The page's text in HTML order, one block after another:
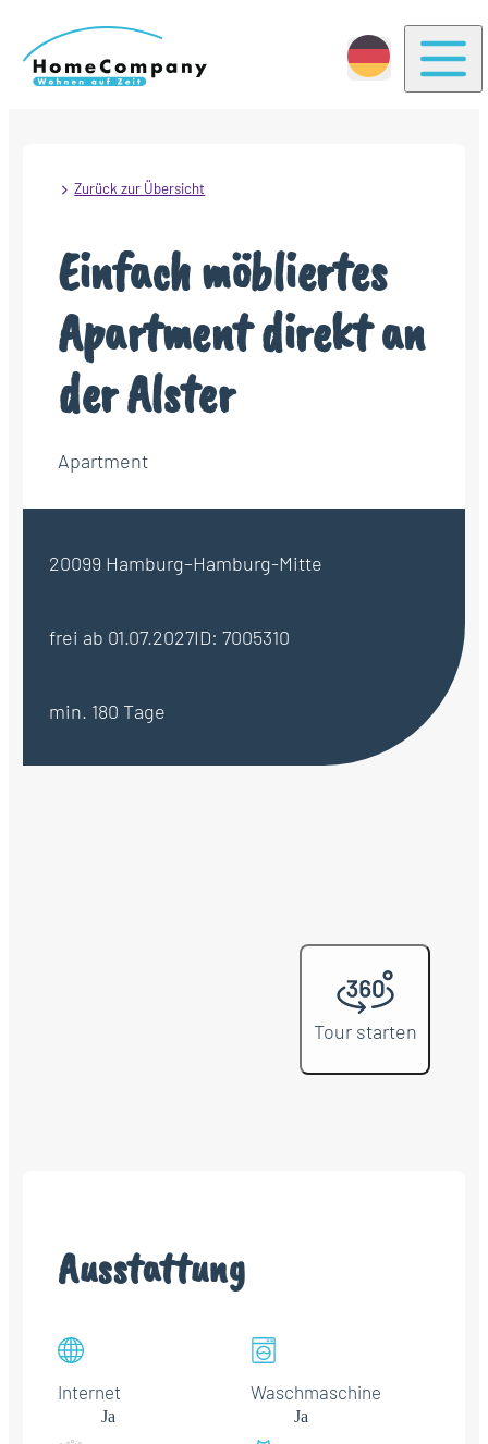
Zurück zur Übersicht
Einfach möbliertes
Apartment direkt an
der Alster
Apartment
20099 Hamburg–Hamburg-Mitte
frei ab 01.07.2027ID: 7005310
min. 180 Tage
Tour starten
Ausstattung
Internet
Ja
Waschmaschine
Ja